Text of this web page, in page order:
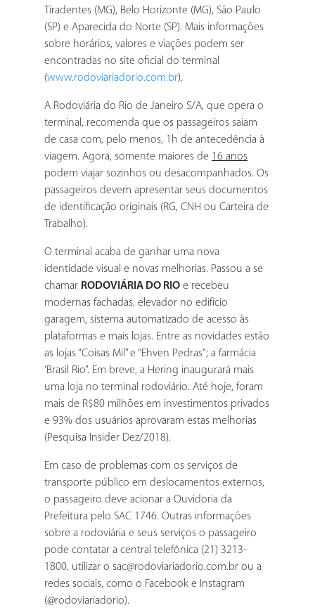
Tiradentes (MG), Belo Horizonte (MG), São Paulo
(SP) e Aparecida do Norte (SP). Mais informações
sobre horários, valores e viações podem ser
encontradas no site oficial do terminal
(www.rodoviariadorio.com.br).
A Rodoviária do Rio de Janeiro S/A, que opera o
terminal, recomenda que os passageiros saiam
de casa com, pelo menos, 1h de antecedência à
viagem. Agora, somente maiores de 16 anos
podem viajar sozinhos ou desacompanhados. Os
passageiros devem apresentar seus documentos
de identificação originais (RG, CNH ou Carteira de
Trabalho).
O terminal acaba de ganhar uma nova
identidade visual e novas melhorias. Passou a se
chamar RODOVIÁRIA DO RIO e recebeu
modernas fachadas, elevador no edifício
garagem, sistema automatizado de acesso às
plataformas e mais lojas. Entre as novidades estão
as lojas “Coisas Mil” e “Ehven Pedras”; a farmácia
‘Brasil Rio”. Em breve, a Hering inaugurará mais
uma loja no terminal rodoviário. Até hoje, foram
mais de R$80 milhões em investimentos privados
e 93% dos usuários aprovaram estas melhorias
(Pesquisa Insider Dez/2018).
Em caso de problemas com os serviços de
transporte público em deslocamentos externos,
o passageiro deve acionar a Ouvidoria da
Prefeitura pelo SAC 1746. Outras informações
sobre a rodoviária e seus serviços o passageiro
pode contatar a central telefônica (21) 3213-
1800, utilizar o sac@rodoviariadorio.com.br ou a
redes sociais, como o Facebook e Instagram
(@rodoviariadorio).